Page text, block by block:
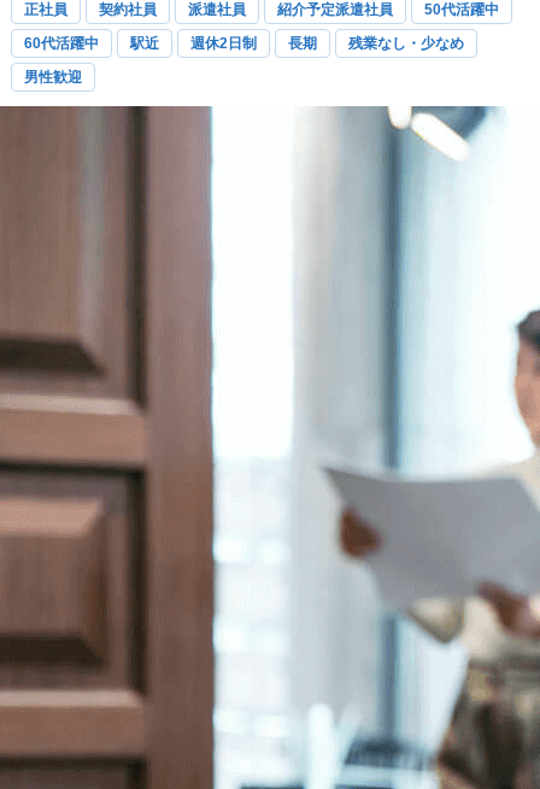
正社員 契約社員 派遣社員 紹介予定派遣社員
50代活躍中
60代活躍中
駅近 週休2日制 長期
残業なし・少なめ
男性歓迎